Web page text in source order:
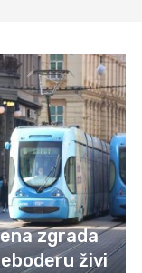
zgrada
živi